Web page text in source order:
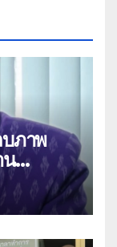
ภาพ
น
69” มุ่ง
รรม-จับ
ล (คลิป)